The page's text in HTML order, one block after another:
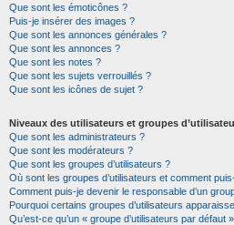
Que sont les émoticônes ?
Puis-je insérer des images ?
Que sont les annonces générales ?
Que sont les annonces ?
Que sont les notes ?
Que sont les sujets verrouillés ?
Que sont les icônes de sujet ?
Niveaux des utilisateurs et groupes
Que sont les administrateurs ?
Que sont les modérateurs ?
Que sont les groupes d’utilisateurs ?
Où sont les groupes d’utilisateurs et comment
Comment puis-je devenir le responsable d’un
Pourquoi certains groupes d’utilisateurs
Qu’est-ce qu’un « groupe d’utilisateurs par défaut